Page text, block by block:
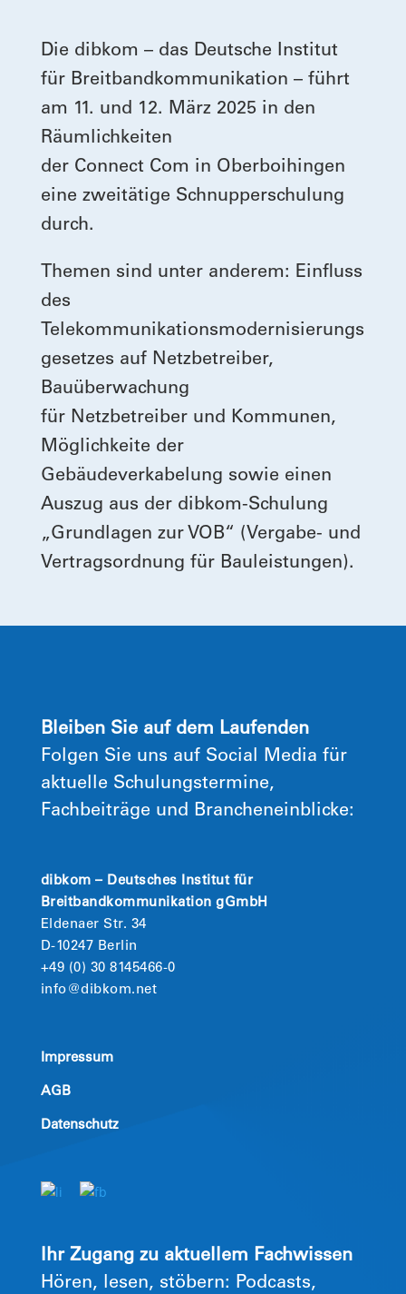
Die dibkom – das Deutsche Institut
für Breitbandkommunikation – führt
am 11. und 12. März 2025 in den
Räumlichkeiten
der Connect Com in Oberboihingen
eine zweitätige Schnupperschulung
durch.
Themen sind unter anderem: Einfluss
des
Telekommunikationsmodernisierungs
gesetzes auf Netzbetreiber,
Bauüberwachung
für Netzbetreiber und Kommunen,
Möglichkeite der
Gebäudeverkabelung sowie einen
Auszug aus der dibkom-Schulung
„Grundlagen zur VOB“ (Vergabe- und
Vertragsordnung für Bauleistungen).
Bleiben Sie auf dem Laufenden
Folgen Sie uns auf Social Media für
aktuelle Schulungstermine,
Fachbeiträge und Brancheneinblicke:
dibkom – Deutsches Institut für
Breitbandkommunikation gGmbH
Eldenaer Str. 34
D-10247 Berlin
+49 (0) 30 8145466-0
info@dibkom.net
Impressum
AGB
Datenschutz
Ihr Zugang zu aktuellem Fachwissen
Hören, lesen, stöbern: Podcasts,